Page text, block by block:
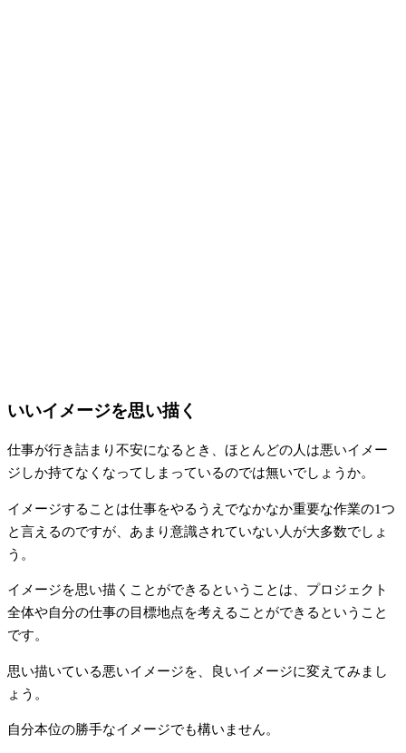
いいイメージを思い描く
仕事が行き詰まり不安になるとき、ほとんどの人は悪いイメー
ジしか持てなくなってしまっているのでは無いでしょうか。
イメージすることは仕事をやるうえでなかなか重要な作業の1つ
と言えるのですが、あまり意識されていない人が大多数でしょ
う。
イメージを思い描くことができるということは、プロジェクト
全体や自分の仕事の目標地点を考えることができるということ
です。
思い描いている悪いイメージを、良いイメージに変えてみまし
ょう。
自分本位の勝手なイメージでも構いません。